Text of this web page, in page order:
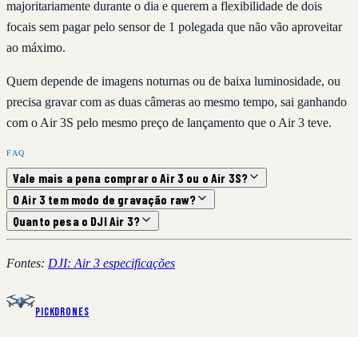
majoritariamente durante o dia e querem a flexibilidade de dois
focais sem pagar pelo sensor de 1 polegada que não vão aproveitar
ao máximo.
Quem depende de imagens noturnas ou de baixa luminosidade, ou
precisa gravar com as duas câmeras ao mesmo tempo, sai ganhando
com o Air 3S pelo mesmo preço de lançamento que o Air 3 teve.
FAQ
Vale mais a pena comprar o Air 3 ou o Air 3S?
O Air 3 tem modo de gravação raw?
Quanto pesa o DJI Air 3?
Fontes: DJI: Air 3 especificações
PickDrones